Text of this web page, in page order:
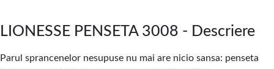
LIONESSE PENSETA 3008 - Descriere
Parul sprancenelor nesupuse nu mai are nicio sansa: penseta